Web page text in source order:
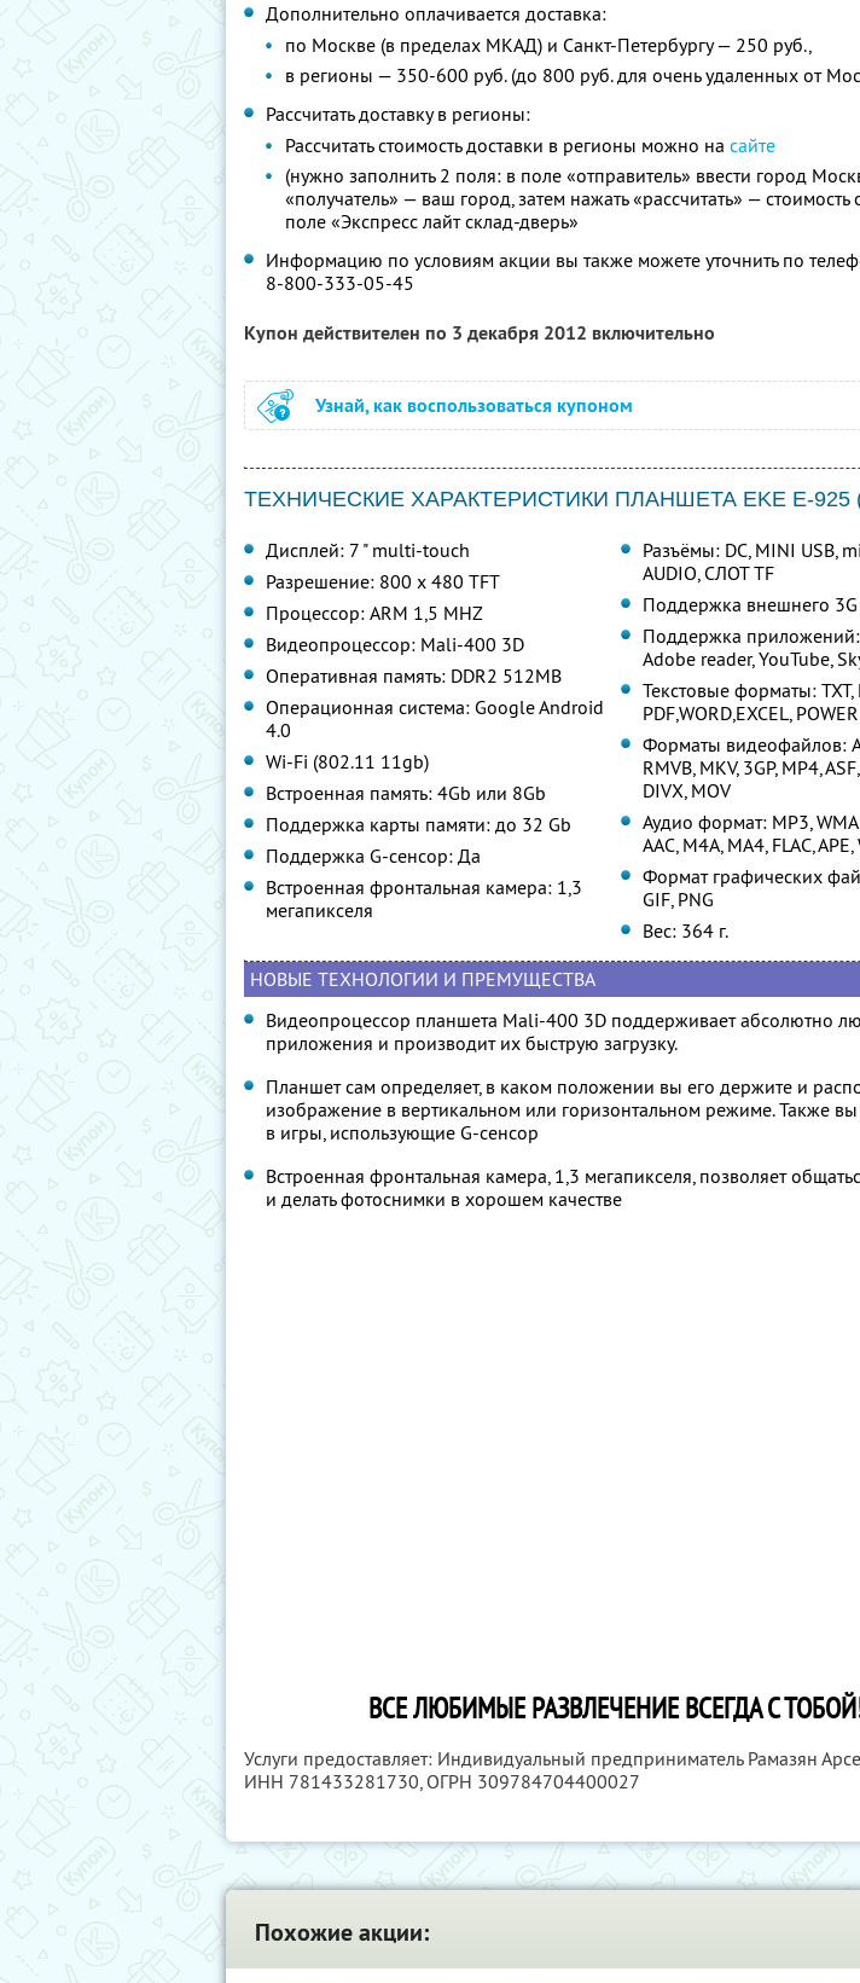
Дополнительно оплачивается доставка:
по Москве (в пределах МКАД) и Санкт-Петербургу — 250 руб.,
в регионы — 350-600 руб. (до 800 руб. для очень удаленных от
Рассчитать доставку в регионы:
Рассчитать стоимость доставки в регионы можно на сайте
(нужно заполнить 2 поля: в поле «отправитель» ввести город
«получатель» — ваш город, затем нажать «рассчитать» — стоимость
поле «Экспресс лайт склад-дверь»
Информацию по условиям акции вы также можете уточнить по
8-800-333-05-45
Купон действителен по 3 декабря 2012 включительно
Узнай, как воспользоваться купоном
ТЕХНИЧЕСКИЕ ХАРАКТЕРИСТИКИ ПЛАНШЕТА EKE E-925
Дисплей: 7 " multi-touch
Разрешение: 800 x 480 TFT
Процессор: ARM 1,5 MHZ
Видеопроцессор: Mali-400 3D
Оперативная память: DDR2 512MB
Операционная система: Google Android
4.0
Wi-Fi (802.11 11gb)
Встроенная память: 4Gb или 8Gb
Поддержка карты памяти: до 32 Gb
Поддержка G-сенсор: Да
Встроенная фронтальная камера: 1,3
мегапикселя
Разъёмы: DC, MINI USB,
AUDIO, СЛОТ TF
Поддержка внешнего
Поддержка приложений:
Adobe reader, YouTube,
Текстовые форматы: TXT,
PDF,WORD,EXCEL,
Форматы видеофайлов:
RMVB, MKV, 3GP, MP4,
DIVX, MOV
Аудио формат: MP3,
AAC, M4A, MA4, FLAC, APE,
Формат графических
GIF, PNG
Вес: 364 г.
НОВЫЕ ТЕХНОЛОГИИ И ПРЕМУЩЕСТВА
Видеопроцессор планшета Mali-400 3D поддерживает абсолютно
приложения и производит их быструю загрузку.
Планшет сам определяет, в каком положении вы его держите и
изображение в вертикальном или горизонтальном режиме. Также вы
в игры, использующие G-сенсор
Встроенная фронтальная камера, 1,3 мегапикселя, позволяет
и делать фотоснимки в хорошем качестве
ВСЕ ЛЮБИМЫЕ РАЗВЛЕЧЕНИЕ ВСЕГДА С
Услуги предоставляет: Индивидуальный предприниматель Рамазян
ИНН 781433281730, ОГРН 309784704400027
Похожие акции: